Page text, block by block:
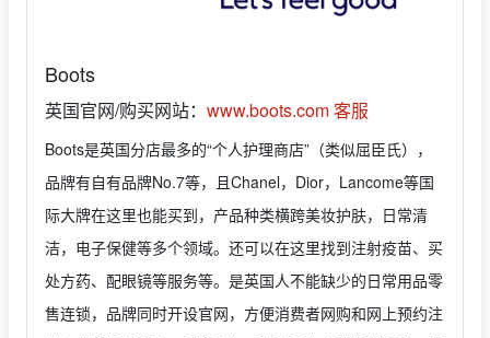
Boots
英国官网/购买网站： www.boots.com客服
Boots是英国分店最多的“个人护理商店”（类似屈臣氏），
品牌有自有品牌No.7等，且Chanel，Dior，Lancome等国
际大牌在这里也能买到，产品种类横跨美妆护肤，日常清
洁，电子保健等多个领域。还可以在这里找到注射疫苗、买
处方药、配眼镜等服务等。是英国人不能缺少的日常用品零
售连锁，品牌同时开设官网，方便消费者网购和网上预约注